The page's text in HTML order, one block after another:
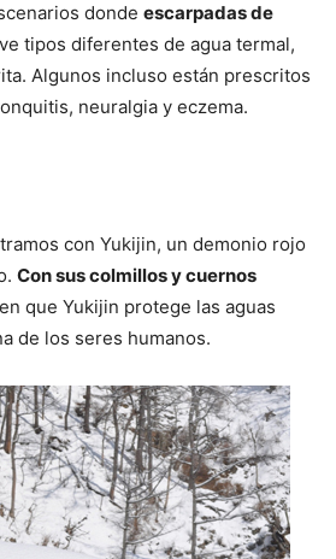
donde escarpadas de
tipos diferentes de agua termal,
Algunos incluso están prescritos
neuralgia y eczema.
con Yukijin, un demonio rojo
Con sus colmillos y cuernos
que Yukijin protege las aguas
de los seres humanos.